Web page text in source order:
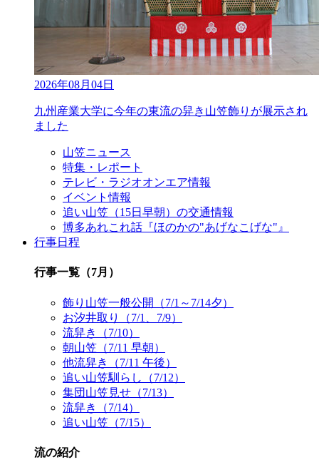
2026年08月04日
九州産業大学に今年の東流の舁き山笠飾りが展示され
ました
山笠ニュース
特集・レポート
テレビ・ラジオオンエア情報
イベント情報
追い山笠（15日早朝）の交通情報
博多あれこれ話『ほのかの"あげなこげな"』
行事日程
行事一覧（7月）
飾り山笠一般公開（7/1～7/14夕）
お汐井取り（7/1、7/9）
流舁き（7/10）
朝山笠（7/11 早朝）
他流舁き（7/11 午後）
追い山笠馴らし（7/12）
集団山笠見せ（7/13）
流舁き（7/14）
追い山笠（7/15）
流の紹介